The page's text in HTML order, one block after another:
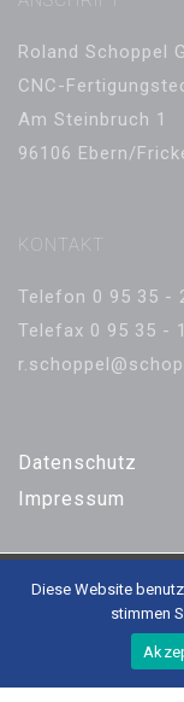
Roland Schoppel
CNC-
Am Steinbruch 1
96106 Ebern/
KONTAKT
Telefon 0 95 35 -
Telefax 0 95 35 -
Datenschutz
Impressum
Diese Website
stimmen